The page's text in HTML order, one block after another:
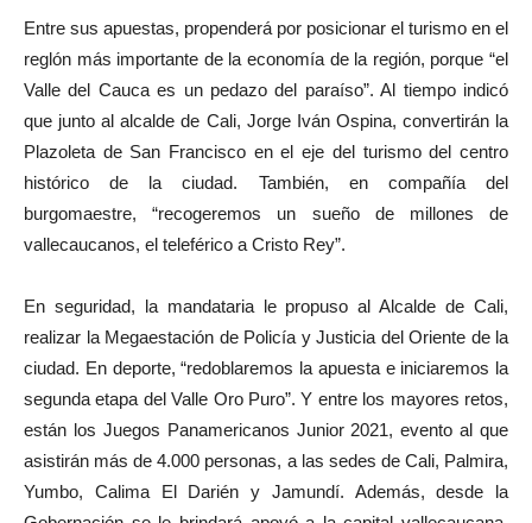
Entre sus apuestas, propenderá por posicionar el turismo en el
reglón más importante de la economía de la región, porque “el
Valle del Cauca es un pedazo del paraíso”. Al tiempo indicó
que junto al alcalde de Cali, Jorge Iván Ospina, convertirán la
Plazoleta de San Francisco en el eje del turismo del centro
histórico de la ciudad. También, en compañía del
burgomaestre, “recogeremos un sueño de millones de
vallecaucanos, el teleférico a Cristo Rey”.
En seguridad, la mandataria le propuso al Alcalde de Cali,
realizar la Megaestación de Policía y Justicia del Oriente de la
ciudad. En deporte, “redoblaremos la apuesta e iniciaremos la
segunda etapa del Valle Oro Puro”. Y entre los mayores retos,
están los Juegos Panamericanos Junior 2021, evento al que
asistirán más de 4.000 personas, a las sedes de Cali, Palmira,
Yumbo, Calima El Darién y Jamundí. Además, desde la